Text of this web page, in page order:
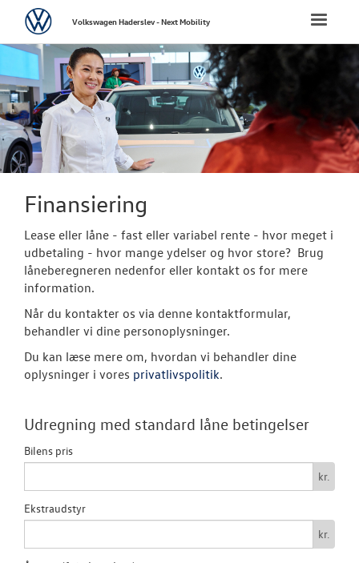
FORSIDE
NYE
NYE VAREBILER
Finansiering
SKADECENTER
TILBEHØR
Toggle
VolkswagenVolkswagen Haderslev - Next Mobility
Finansiering
Lease eller låne - fast eller variabel rente - hvor meget i
udbetaling - hvor mange ydelser og hvor store? Brug
låneberegneren nedenfor eller kontakt os for mere
information.
Når du kontakter os via denne kontaktformular,
behandler vi dine personoplysninger.
Du kan læse mere om, hvordan vi behandler dine
oplysninger i vores privatlivspolitik.
Udregning med standard låne betingelser
Bilens pris
kr.
Ekstraudstyr
kr.